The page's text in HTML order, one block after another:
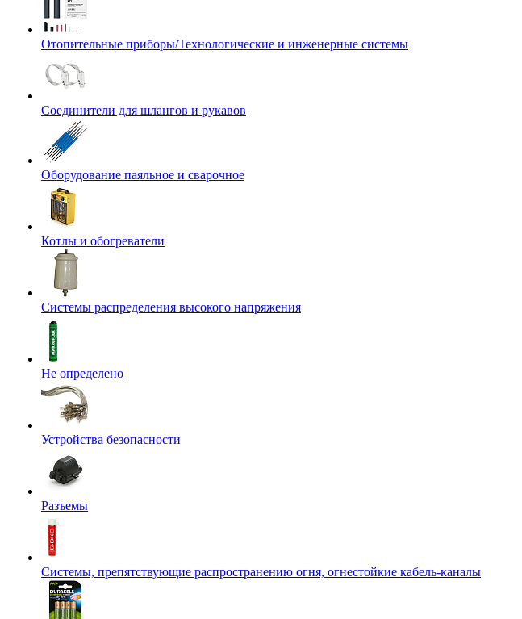
Отопительные приборы/Технологические и инженерные системы
Соединители для шлангов и рукавов
Оборудование паяльное и сварочное
Котлы и обогреватели
Системы распределения высокого напряжения
Не определено
Устройства безопасности
Разъемы
Системы, препятствующие распространению огня, огнестойкие кабель-каналы